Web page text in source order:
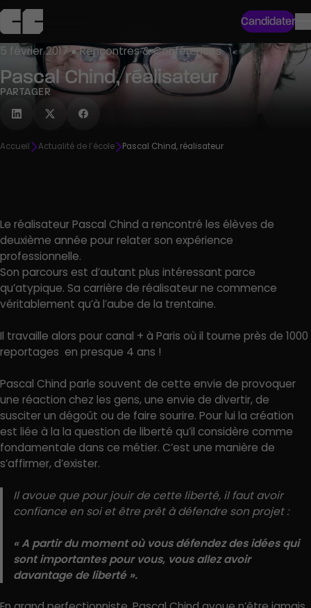
Candidater
5 février 2017 ● Rencontres & Conférences
Pascal Chind, réalisateur
PARTAGER
Accueil Actualité de l’école Pascal Chind, réalisateur
Le réalisateur Pascal Chind a rencontré les élèves de
deuxième année pour relater son expérience
professionnelle.
Son parcours est d’autant plus intéressant parce
qu’atypique. Sa carrière de réalisateur ne commence
véritablement qu’à l’aube de la trentaine.
Il travaille alors pour canal + à Paris où il tourne près de 1000
reportages en presque 4 ans !
Pascal Chind parle souvent de cette envie de provoquer
une réaction chez les gens, une envie de divertir, de
susciter un dégoût ou de faire sourire. Pour lui la création
est liée à la la question de liberté qu’il considère comme
fondamentale dans ce métier. C’est une manière de
s’affirmer, d’exister.
Il avoue que pour jouir de cette liberté, il faut avoir
confiance en soi et être prêt à défendre son projet :
« A partir du moment où vous défendez des idées qui
sont importantes pour vous, vous allez avoir
davantage de liberté ».